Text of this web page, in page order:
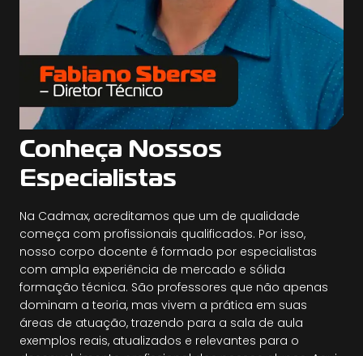
Conheça Nossos
Especialistas
Na Cadmax, acreditamos que um de qualidade
começa com profissionais qualificados. Por isso,
nosso corpo docente é formado por especialistas
com ampla experiência de mercado e sólida
formação técnica. São professores que não apenas
dominam a teoria, mas vivem a prática em suas
áreas de atuação, trazendo para a sala de aula
exemplos reais, atualizados e relevantes para o